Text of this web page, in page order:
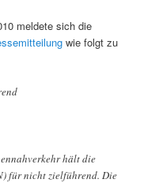
meldete sich die
wie folgt zu
hält die
für nicht zielführend. Die